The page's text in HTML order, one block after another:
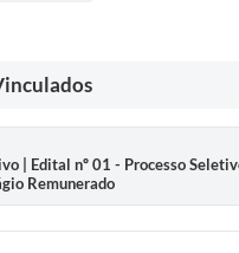
| Edital nº 01 - Processo
Remunerado